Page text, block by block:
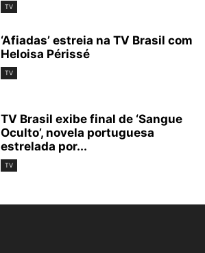
TV
‘Afiadas’ estreia na TV Brasil com
Heloisa Périssé
TV
TV Brasil exibe final de ‘Sangue
Oculto’, novela portuguesa
estrelada por...
TV